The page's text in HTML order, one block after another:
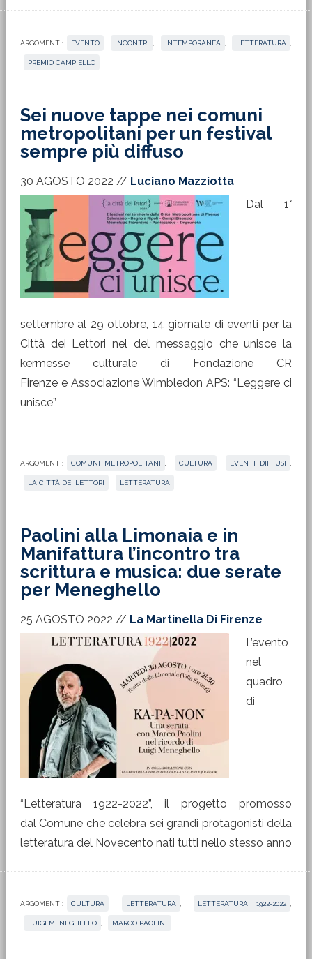
ARGOMENTI: EVENTO INCONTRI INTEMPORANEA LETTERATURA
PREMIO CAMPIELLO
Sei nuove tappe nei comuni
metropolitani per un festival
sempre più diffuso
30 AGOSTO 2022 // Luciano Mazziotta
Dal 1°
settembre al 29 ottobre, 14 giornate di eventi per la
Città dei Lettori nel del messaggio che unisce la
kermesse culturale di Fondazione CR
Firenze e Associazione Wimbledon APS: “Leggere ci
unisce”
ARGOMENTI: COMUNI METROPOLITANI CULTURA EVENTI DIFFUSI
LA CITTÀ DEI LETTORI LETTERATURA
Paolini alla Limonaia e in
Manifattura l’incontro tra
scrittura e musica: due serate
per Meneghello
25 AGOSTO 2022 // La Martinella Di Firenze
L’evento
nel
quadro
di
“Letteratura 1922-2022”, il progetto promosso
dal Comune che celebra sei grandi protagonisti della
letteratura del Novecento nati tutti nello stesso anno
ARGOMENTI: CULTURA LETTERATURA LETTERATURA 1922-2022
LUIGI MENEGHELLO MARCO PAOLINI